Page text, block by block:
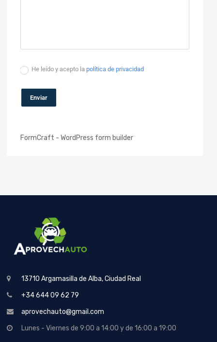
He leído y acepto la política de privacidad
Enviar
FormCraft - WordPress form builder
13710 Argamasilla de Alba, Ciudad Real
+34 644 09 62 79
aprovechauto@gmail.com
Lunes - Viernes de 9:00 a 14:00 y de 16:00 a 19:00